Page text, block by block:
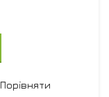
Порівняти